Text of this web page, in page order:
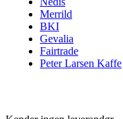
Merrild
BKI
Gevalia
Fairtrade
Peter Larsen Kaffe